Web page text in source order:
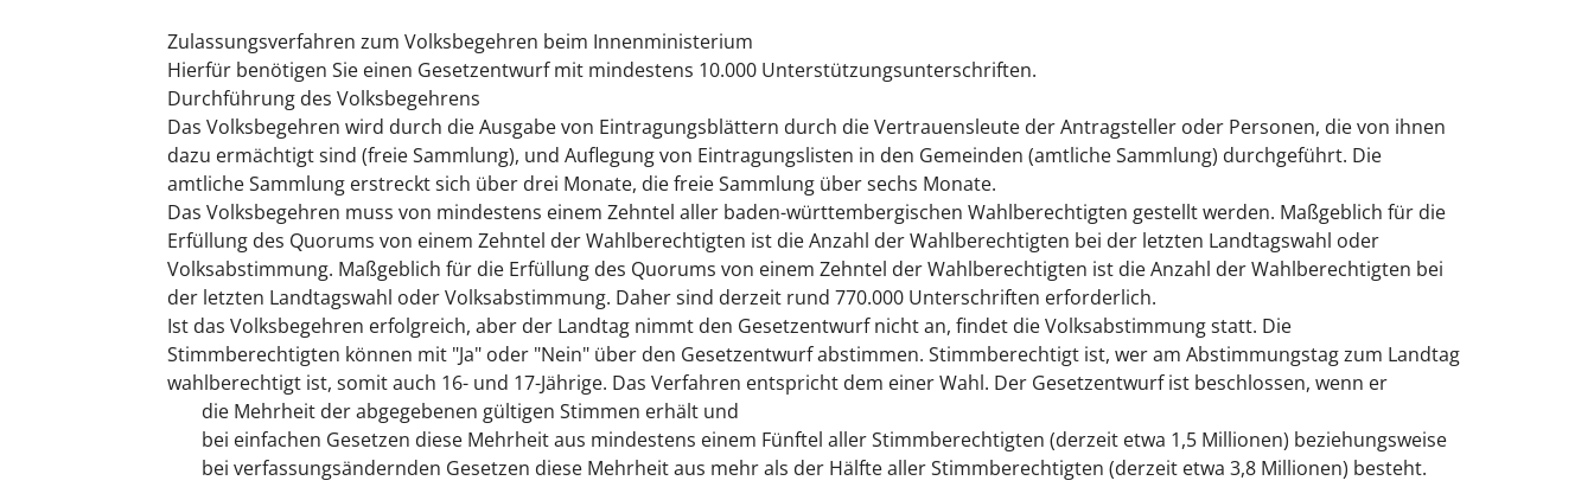
Zulassungsverfahren zum Volksbegehren beim Innenministerium
Hierfür benötigen Sie einen Gesetzentwurf mit mindestens 10.000 Unterstützungsunterschriften.
Durchführung des Volksbegehrens
Das Volksbegehren wird durch die Ausgabe von Eintragungsblättern durch die Vertrauensleute der Antragsteller oder Personen, die von ihnen
dazu ermächtigt sind (freie Sammlung), und Auflegung von Eintragungslisten in den Gemeinden (amtliche Sammlung) durchgeführt. Die
amtliche Sammlung erstreckt sich über drei Monate, die freie Sammlung über sechs Monate.
Das Volksbegehren muss von mindestens einem Zehntel aller baden-württembergischen Wahlberechtigten gestellt werden. Maßgeblich für die
Erfüllung des Quorums von einem Zehntel der Wahlberechtigten ist die Anzahl der Wahlberechtigten bei der letzten Landtagswahl oder
Volksabstimmung. Maßgeblich für die Erfüllung des Quorums von einem Zehntel der Wahlberechtigten ist die Anzahl der Wahlberechtigten bei
der letzten Landtagswahl oder Volksabstimmung. Daher sind derzeit rund 770.000 Unterschriften erforderlich.
Ist das Volksbegehren erfolgreich, aber der Landtag nimmt den Gesetzentwurf nicht an, findet die Volksabstimmung statt. Die
Stimmberechtigten können mit "Ja" oder "Nein" über den Gesetzentwurf abstimmen. Stimmberechtigt ist, wer am Abstimmungstag zum Landtag
wahlberechtigt ist, somit auch 16- und 17-Jährige. Das Verfahren entspricht dem einer Wahl. Der Gesetzentwurf ist beschlossen, wenn er
die Mehrheit der abgegebenen gültigen Stimmen erhält und
bei einfachen Gesetzen diese Mehrheit aus mindestens einem Fünftel aller Stimmberechtigten (derzeit etwa 1,5 Millionen) beziehungsweise
bei verfassungsändernden Gesetzen diese Mehrheit aus mehr als der Hälfte aller Stimmberechtigten (derzeit etwa 3,8 Millionen) besteht.